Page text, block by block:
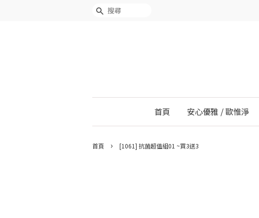
搜尋
首頁 安心優雅 / 歐惟淨
首頁 › [1061] 抗菌超值組01 ~買3送3